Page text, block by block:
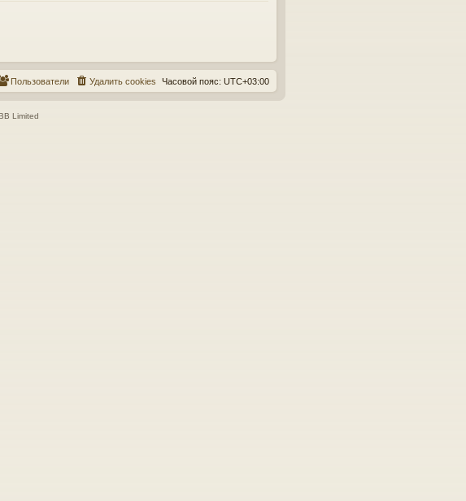
Часовой пояс: UTC+03:00
Удалить cookies
Пользователи
Limited